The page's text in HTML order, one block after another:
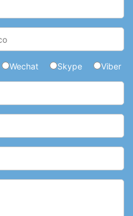
Wechat Skype Viber